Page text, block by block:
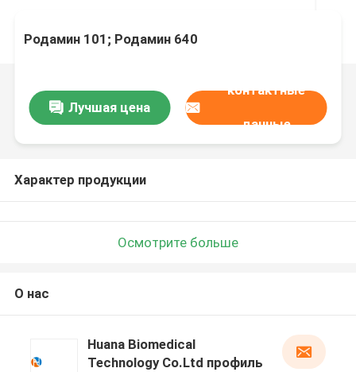
Родамин 101; Родамин 640
Лучшая цена
контактные
данные
Характер продукции
Осмотрите больше
О нас
Huana Biomedical
Technology Co.Ltd профиль